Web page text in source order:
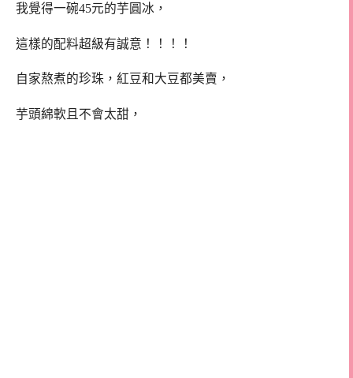
我覺得一碗45元的芋圓冰，
這樣的配料超級有誠意！！！！
自家熬煮的珍珠，紅豆和大豆都美賣，
芋頭綿軟且不會太甜，